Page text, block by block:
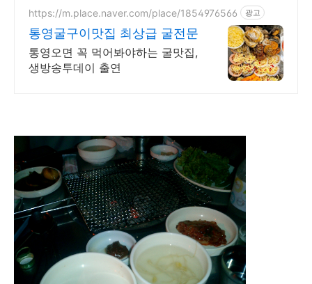
게 즐겨요.
https://m.place.naver.com/place/1854976566 광고
통영굴구이맛집 최상급 굴전문
통영오면 꼭 먹어봐야하는 굴맛집,
생방송투데이 출연